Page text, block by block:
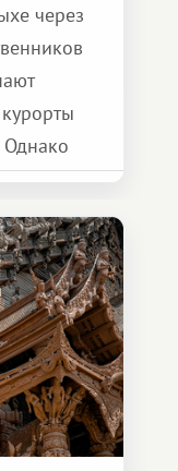
через
Однако
есть
иной